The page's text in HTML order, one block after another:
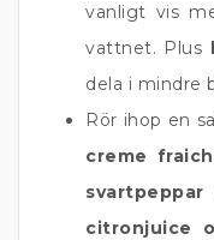
vanligt vis
vattnet. Plus
dela i mindre
Rör ihop en
creme
svartpeppar
citronjuice